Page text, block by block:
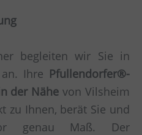
begleiten wir Sie in
Ihre Pfullendorfer®-
der Nähe von Vilsheim
zu Ihnen, berät Sie und
genau Maß. Der